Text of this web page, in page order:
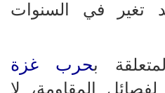
تغير في السنوات
بحرب غزة
لفصائل المقاومة، لا